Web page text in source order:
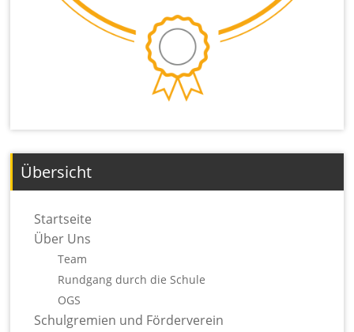
Übersicht
Startseite
Über Uns
Team
Rundgang durch die Schule
OGS
Schulgremien und Förderverein